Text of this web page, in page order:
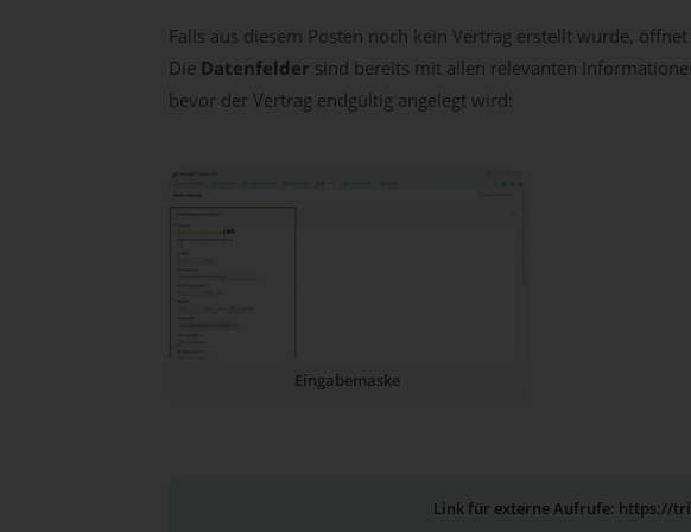
Falls aus diesem Posten noch kein Vertrag erstellt wurde,
Die Datenfelder sind bereits mit allen relevanten
bevor der Vertrag endgültig angelegt wird:
Eingabemaske
Link für externe Aufrufe: https://